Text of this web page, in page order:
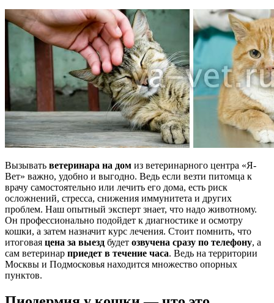
Вызывать ветеринара на дом из ветеринарного центра «Я-
Вет» важно, удобно и выгодно. Ведь если везти питомца к
врачу самостоятельно или лечить его дома, есть риск
осложнений, стресса, снижения иммунитета и других
проблем. Наш опытный эксперт знает, что надо животному.
Он профессионально подойдет к диагностике и осмотру
кошки, а затем назначит курс лечения. Стоит помнить, что
итоговая цена за выезд будет озвучена сразу по телефону, а
сам ветеринар приедет в течение часа. Ведь на территории
Москвы и Подмосковья находится множество опорных
пунктов.